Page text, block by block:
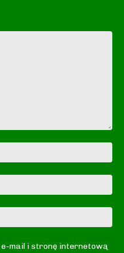
e-mail i stronę internetową